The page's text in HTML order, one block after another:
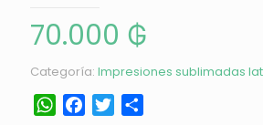
70.000 ₲
Categoría: Impresiones sublimadas
WhatsApp
Facebook
Twitter